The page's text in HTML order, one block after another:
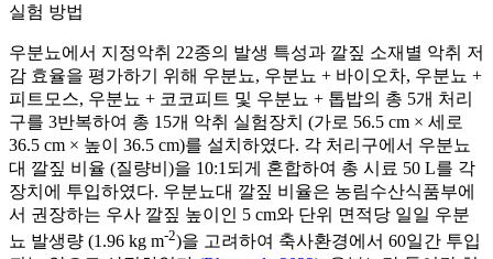
실험 방법
우분뇨에서 지정악취 22종의 발생 특성과 깔짚 소재별 악취 저
감 효율을 평가하기 위해 우분뇨, 우분뇨 + 바이오차, 우분뇨 +
피트모스, 우분뇨 + 코코피트 및 우분뇨 + 톱밥의 총 5개 처리
구를 3반복하여 총 15개 악취 실험장치 (가로 56.5 cm × 세로
36.5 cm × 높이 36.5 cm)를 설치하였다. 각 처리구에서 우분뇨
대 깔짚 비율 (질량비)을 10:1되게 혼합하여 총 시료 50 L를 각
장치에 투입하였다. 우분뇨대 깔짚 비율은 농림수산식품부에
서 권장하는 우사 깔짚 높이인 5 cm와 단위 면적당 일일 우분
뇨 발생량 (1.96 kg m-2)을 고려하여 축사환경에서 60일간 투입